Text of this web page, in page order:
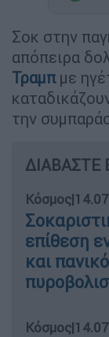
Σοκ στην
απόπειρα
Τραμπμε
την
ΔΙΑΒΑΣΤΕ
Κόσμος|
επίθεση
και
Κόσμος|